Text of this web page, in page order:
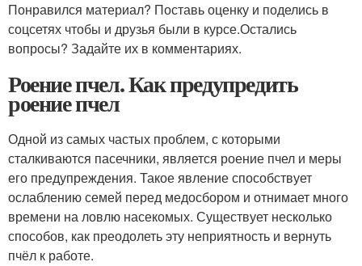
Понравился материал? Поставь оценку и поделись в
соцсетях чтобы и друзья были в курсе.Остались
вопросы? Задайте их в комментариях.
Роение пчел. Как предупредить
роение пчел
Одной из самых частых проблем, с которыми
сталкиваются пасечники, является роение пчел и меры
его предупреждения. Такое явление способствует
ослаблению семей перед медосбором и отнимает много
времени на ловлю насекомых. Существует несколько
способов, как преодолеть эту неприятность и вернуть
пчёл к работе.